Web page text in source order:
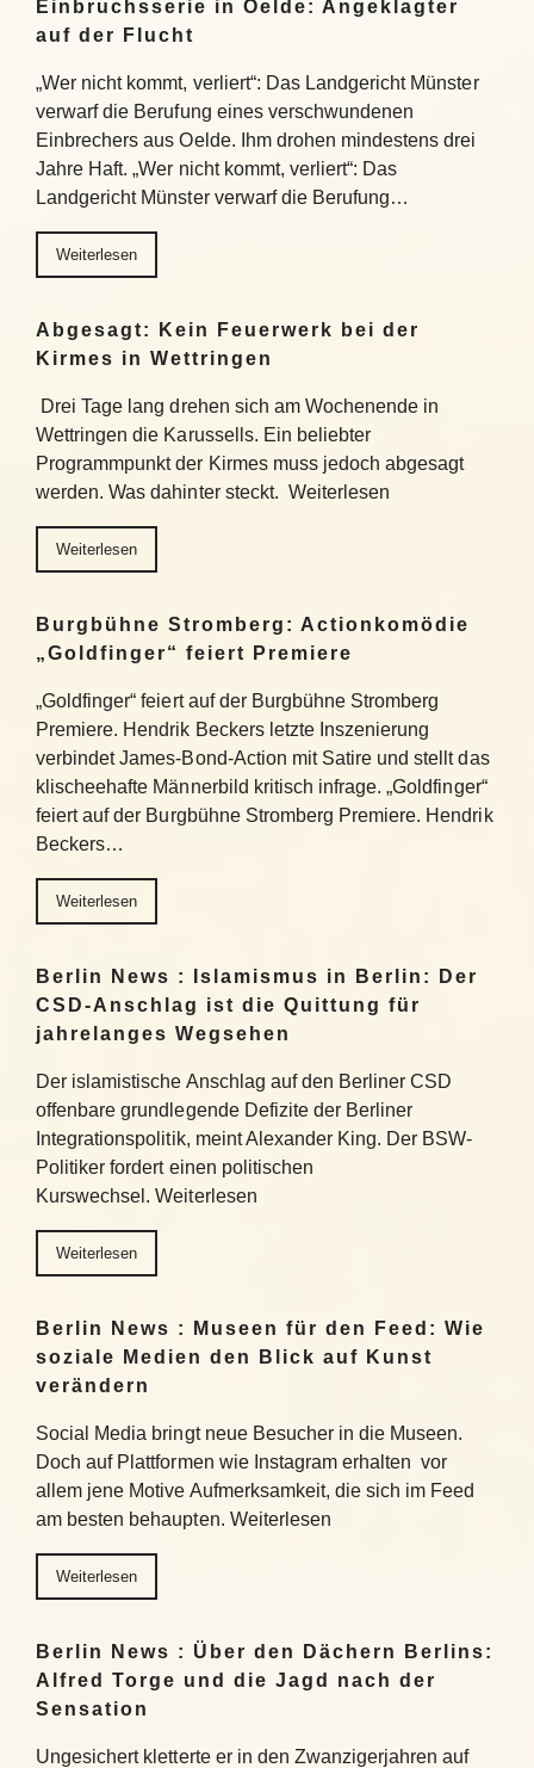
Einbruchsserie in Oelde: Angeklagter
auf der Flucht
„Wer nicht kommt, verliert“: Das Landgericht Münster
verwarf die Berufung eines verschwundenen
Einbrechers aus Oelde. Ihm drohen mindestens drei
Jahre Haft. „Wer nicht kommt, verliert“: Das
Landgericht Münster verwarf die Berufung…
Weiterlesen
Abgesagt: Kein Feuerwerk bei der
Kirmes in Wettringen
Drei Tage lang drehen sich am Wochenende in
Wettringen die Karussells. Ein beliebter
Programmpunkt der Kirmes muss jedoch abgesagt
werden. Was dahinter steckt. Weiterlesen
Weiterlesen
Burgbühne Stromberg: Actionkomödie
„Goldfinger“ feiert Premiere
„Goldfinger“ feiert auf der Burgbühne Stromberg
Premiere. Hendrik Beckers letzte Inszenierung
verbindet James-Bond-Action mit Satire und stellt das
klischeehafte Männerbild kritisch infrage. „Goldfinger“
feiert auf der Burgbühne Stromberg Premiere. Hendrik
Beckers…
Weiterlesen
Berlin News : Islamismus in Berlin: Der
CSD-Anschlag ist die Quittung für
jahrelanges Wegsehen
Der islamistische Anschlag auf den Berliner CSD
offenbare grundlegende Defizite der Berliner
Integrationspolitik, meint Alexander King. Der BSW-
Politiker fordert einen politischen
Kurswechsel. Weiterlesen
Weiterlesen
Berlin News : Museen für den Feed: Wie
soziale Medien den Blick auf Kunst
verändern
Social Media bringt neue Besucher in die Museen.
Doch auf Plattformen wie Instagram erhalten vor
allem jene Motive Aufmerksamkeit, die sich im Feed
am besten behaupten. Weiterlesen
Weiterlesen
Berlin News : Über den Dächern Berlins:
Alfred Torge und die Jagd nach der
Sensation
Ungesichert kletterte er in den Zwanzigerjahren auf